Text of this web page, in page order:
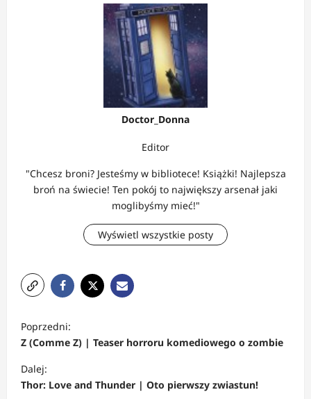
Doctor_Donna
Editor
"Chcesz broni? Jesteśmy w bibliotece! Książki! Najlepsza
broń na świecie! Ten pokój to największy arsenał jaki
moglibyśmy mieć!"
Wyświetl wszystkie posty
o
b
a
Poprzedni:
Z (Comme Z) | Teaser horroru komediowego o zombie
Dalej:
Thor: Love and Thunder | Oto pierwszy zwiastun!